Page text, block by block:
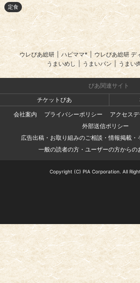
定食
ウレぴあ総研 ハピママ* | ウレぴあ総研 デ
うまいめし
| うまいパン うまい
ぴあ関連サイト
チケットぴあ
会社案内
プライバシーポリシー
アクセス
外部送信ポリシー
広告出稿・お取り組みのご相談・情報掲載・
一般の読者の方・ユーザーの方からの
Copyright (C) PIA Corporation. All